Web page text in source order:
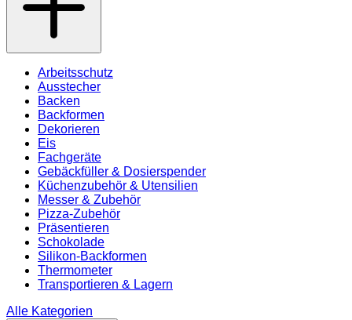
Arbeitsschutz
Ausstecher
Backen
Backformen
Dekorieren
Eis
Fachgeräte
Gebäckfüller & Dosierspender
Küchenzubehör & Utensilien
Messer & Zubehör
Pizza-Zubehör
Präsentieren
Schokolade
Silikon-Backformen
Thermometer
Transportieren & Lagern
Alle Kategorien